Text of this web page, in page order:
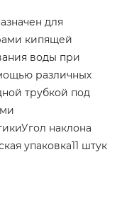
для
кипящей
воды при
различных
трубкой под
наклона
упаковка11 штук